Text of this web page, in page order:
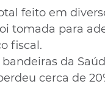
feito em
tomada para
fiscal.
bandeiras da
cerca de